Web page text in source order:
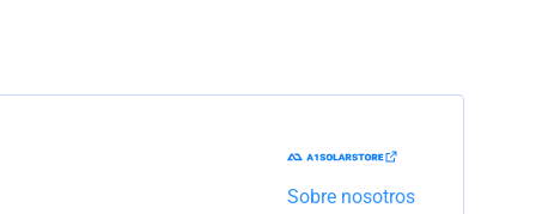
Sobre nosotros